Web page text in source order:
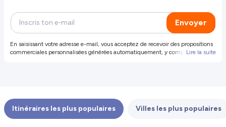
Envoyer
En saisissant votre adresse e-mail, vous acceptez de recevoir des propositions
commerciales personnalisées générées automatiquement, y compris desLire la suite
Itinéraires les plus populaires Villes les plus populaires